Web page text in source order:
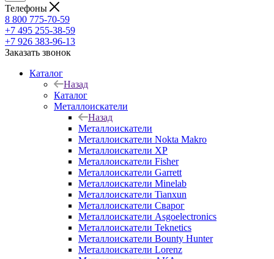
Телефоны
8 800 775-70-59
+7 495 255-38-59
+7 926 383-96-13
Заказать звонок
Каталог
Назад
Каталог
Металлоискатели
Назад
Металлоискатели
Металлоискатели Nokta Makro
Металлоискатели XP
Металлоискатели Fisher
Металлоискатели Garrett
Металлоискатели Minelab
Металлоискатели Tianxun
Металлоискатели Сварог
Металлоискатели Asgoelectronics
Металлоискатели Teknetics
Металлоискатели Bounty Hunter
Металлоискатели Lorenz